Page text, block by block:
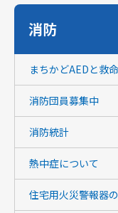
消防
まちかどAEDと救
消防団員募集中
消防統計
熱中症について
住宅用火災警報器